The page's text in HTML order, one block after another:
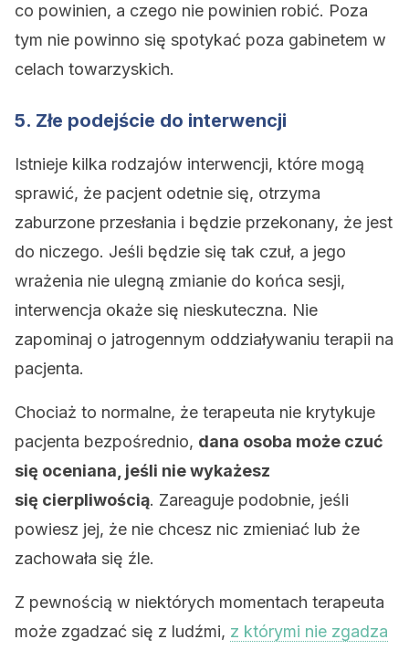
co powinien, a czego nie powinien robić. Poza
tym nie powinno się spotykać poza gabinetem w
celach towarzyskich.
5. Złe podejście do interwencji
Istnieje kilka rodzajów interwencji, które mogą
sprawić, że pacjent odetnie się, otrzyma
zaburzone przesłania i będzie przekonany, że jest
do niczego. Jeśli będzie się tak czuł, a jego
wrażenia nie ulegną zmianie do końca sesji,
interwencja okaże się nieskuteczna. Nie
zapominaj o jatrogennym oddziaływaniu terapii na
pacjenta.
Chociaż to normalne, że terapeuta nie krytykuje
pacjenta bezpośrednio, dana osoba może czuć
się oceniana, jeśli nie wykażesz
się cierpliwością. Zareaguje podobnie, jeśli
powiesz jej, że nie chcesz nic zmieniać lub że
zachowała się źle.
Z pewnością w niektórych momentach terapeuta
może zgadzać się z ludźmi, z którymi nie zgadza